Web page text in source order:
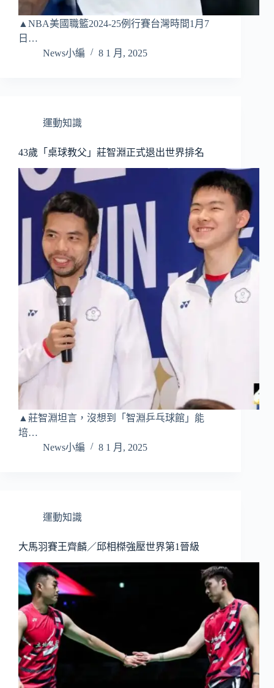
▲NBA美國職籃2024-25例行賽台灣時間1月7
日…
News小編
8 1 月, 2025
運動知識
43歲「桌球教父」莊智淵正式退出世界排名
▲莊智淵坦言，沒想到「智淵乒乓球館」能
培…
News小編
8 1 月, 2025
運動知識
大馬羽賽王齊麟／邱相榤強壓世界第1晉級